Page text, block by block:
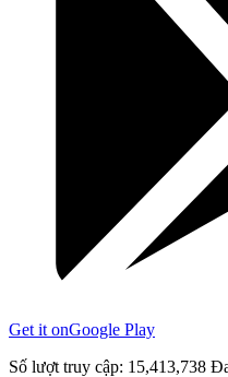
Get it onGoogle Play
Số lượt truy cập: 15,413,738